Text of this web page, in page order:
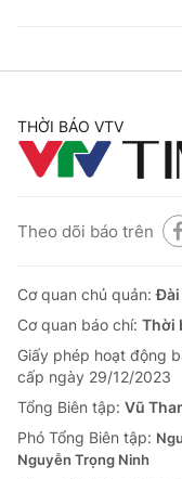
THỜI BÁO VTV
Theo dõi báo trên
Cơ quan chủ quản:Đài
Cơ quan báo chí: Thời
Giấy phép hoạt động
cấp ngày 29/12/2023
Tổng Biên tập: Vũ
Phó Tổng Biên tập:
Nguyễn Trọng Ninh